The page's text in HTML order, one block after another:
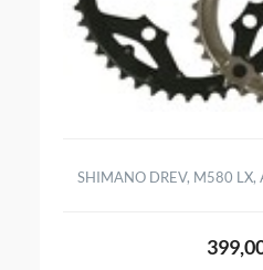
SHIMANO DREV, M580 LX,